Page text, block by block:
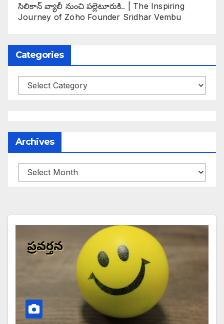
సిలికాన్ వ్యాలీ నుంచి పల్లెటూరుకి.. | The Inspiring
Journey of Zoho Founder Sridhar Vembu
Categories
Categories
Archives
Archives